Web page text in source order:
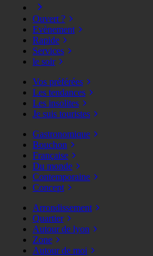
Ouvert ?
Evènement
Rapide
Services
le soir
Vos préférées
Les tendances
Les insolites
Je suis touristes
Gastronomique
Bouchon
Française
Du monde
Contemporaine
Concept
Arrondissement
Quartier
Autour de lyon
Zone
Autour de moi